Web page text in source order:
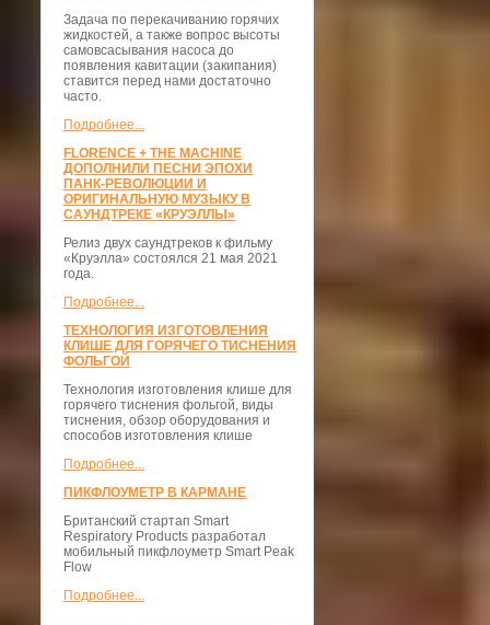
Задача по перекачиванию горячих
жидкостей, а также вопрос высоты
самовсасывания насоса до
появления кавитации (закипания)
ставится перед нами достаточно
часто.
Подробнее...
FLORENCE + THE MACHINE
ДОПОЛНИЛИ ПЕСНИ ЭПОХИ
ПАНК-РЕВОЛЮЦИИ И
ОРИГИНАЛЬНУЮ МУЗЫКУ В
САУНДТРЕКЕ «КРУЭЛЛЫ»
Релиз двух саундтреков к фильму
«Круэлла» состоялся 21 мая 2021
года.
Подробнее...
ТЕХНОЛОГИЯ ИЗГОТОВЛЕНИЯ
КЛИШЕ ДЛЯ ГОРЯЧЕГО ТИСНЕНИЯ
ФОЛЬГОЙ
Технология изготовления клише для
горячего тиснения фольгой, виды
тиснения, обзор оборудования и
способов изготовления клише
Подробнее...
ПИКФЛОУМЕТР В КАРМАНЕ
Британский стартап Smart
Respiratory Products разработал
мобильный пикфлоуметр Smart Peak
Flow
Подробнее...